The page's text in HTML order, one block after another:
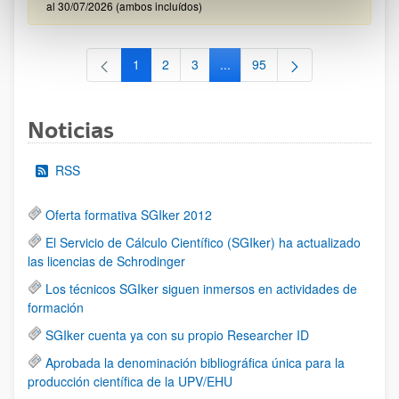
al 30/07/2026 (ambos incluídos)
Página
1 Página
2 Página
3 ...Páginas intermedias Use TAB
Página
95
Noticias
RSS
Oferta formativa SGIker 2012
El Servicio de Cálculo Científico (SGIker) ha actualizado
las licencias de Schrodinger
Los técnicos SGIker siguen inmersos en actividades de
formación
SGIker cuenta ya con su propio Researcher ID
Aprobada la denominación bibliográfica única para la
producción científica de la UPV/EHU